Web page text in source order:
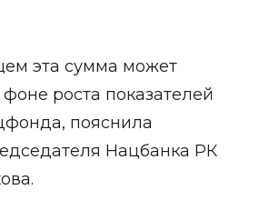
эта сумма может
роста показателей
пояснила
Нацбанка РК